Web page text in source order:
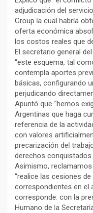
adjudicación del
Group la cual habría
oferta económica
los costos reales que
El secretario general
“este esquema, tal
contempla aportes
básicas, configurando
perjudicando
Apuntó que “hemos
Argentinas que haga
referencia de la
con valores
precarización del
derechos conquistados
Asimismo,
“realice las cesiones
correspondientes en el
corresponde: con la
Humano de la